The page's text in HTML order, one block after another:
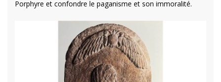
Porphyre et confondre le paganisme et son immoralité.